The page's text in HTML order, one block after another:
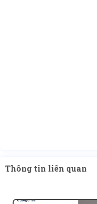
Thông tin liên quan